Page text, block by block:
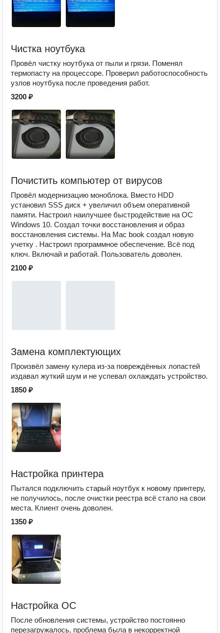
Чистка ноутбука
Провёл чистку ноутбука от пыли и грязи. Поменял
термопасту на процессоре. Проверил работоспособность
узлов ноутбука после проведения работ.
3200 ₽
Почистить компьютер от вирусов
Провёл модернизацию моноблока. Вместо HDD
установил SSS диск + увеличил объем оперативной
памяти. Настроил наилучшее быстродействие на ОС
Windows 10. Создал точки восстановления и образ
восстановления системы. На Mac book создал новую
учетку . Настроил программное обеспечение. Всё под
ключ. Включай и работай. Пользователь доволен.
2100 ₽
Замена комплектующих
Произвёл замену кулера из-за повреждённых лопастей
издавал жуткий шум и не успевал охлаждать устройство.
1850 ₽
Настройка принтера
Пытался подключить старый ноутбук к новому принтеру,
не получилось, после очистки реестра всё стало на свои
места. Клиент очень доволен.
1350 ₽
Настройка ОС
После обновления системы, устройство постоянно
перезагружалось, проблема была в некорректной